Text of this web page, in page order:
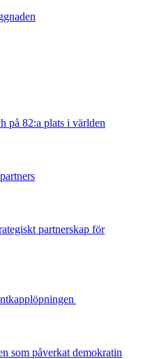
på 82:a plats i världen
partnerskap för
som påverkat demokratin